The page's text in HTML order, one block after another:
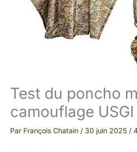
Test du poncho
camouflage
Par François Chatain / 30 juin 2025 /